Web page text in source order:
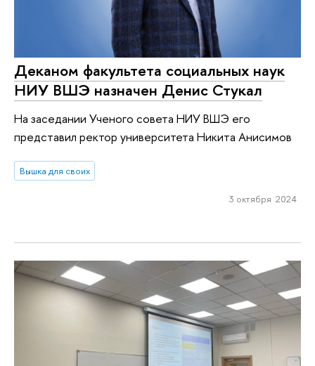
Деканом факультета социальных наук
НИУ ВШЭ назначен Денис Стукал
На заседании Ученого совета НИУ ВШЭ его
представил ректор университета Никита Анисимов
Вышка для своих
3 октября 2024